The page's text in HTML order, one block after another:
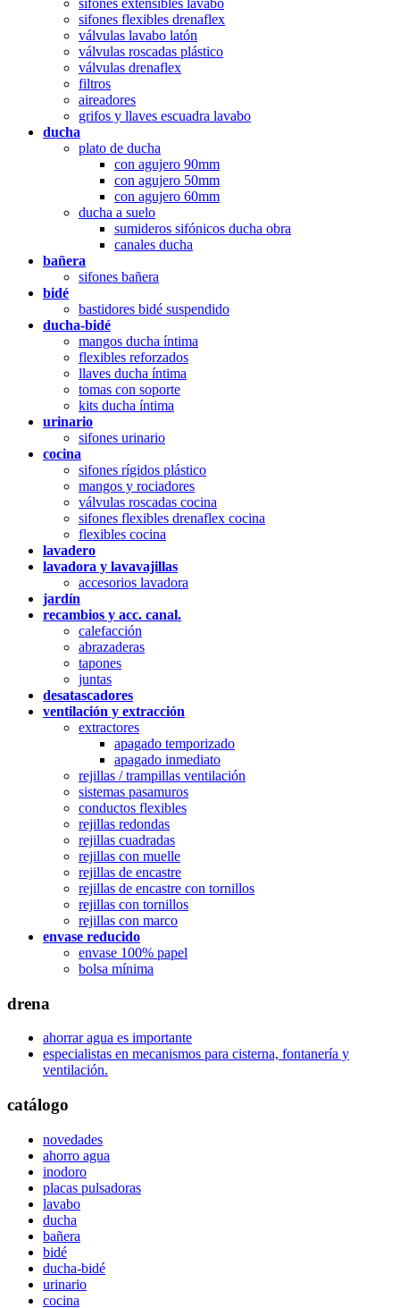
sifones flexibles drenaflex
válvulas lavabo latón
válvulas roscadas plástico
válvulas drenaflex
filtros
aireadores
grifos y llaves escuadra lavabo
ducha
plato de ducha
con agujero 90mm
con agujero 50mm
con agujero 60mm
ducha a suelo
sumideros sifónicos ducha obra
canales ducha
bañera
sifones bañera
bidé
bastidores bidé suspendido
ducha-bidé
mangos ducha íntima
flexibles reforzados
llaves ducha íntima
tomas con soporte
kits ducha íntima
urinario
sifones urinario
cocina
sifones rígidos plástico
mangos y rociadores
válvulas roscadas cocina
sifones flexibles drenaflex cocina
flexibles cocina
lavadero
lavadora y lavavajillas
accesorios lavadora
jardín
recambios y acc. canal.
calefacción
abrazaderas
tapones
juntas
desatascadores
ventilación y extracción
extractores
apagado temporizado
apagado inmediato
rejillas / trampillas ventilación
sistemas pasamuros
conductos flexibles
rejillas redondas
rejillas cuadradas
rejillas con muelle
rejillas de encastre
rejillas de encastre con tornillos
rejillas con tornillos
rejillas con marco
envase reducido
envase 100% papel
bolsa mínima
drena
ahorrar agua es importante
especialistas en mecanismos para cisterna, fontanería y
ventilación.
catálogo
novedades
ahorro agua
inodoro
placas pulsadoras
lavabo
ducha
bañera
bidé
ducha-bidé
urinario
cocina